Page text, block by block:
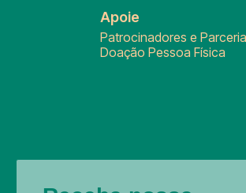
Apoie
Patrocinadores e
Doação Pessoa Física